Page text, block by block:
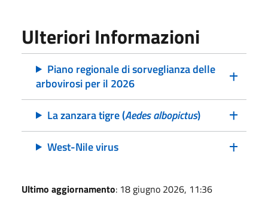
Ulteriori Informazioni
Piano regionale di sorveglianza delle
arbovirosi per il 2026
La zanzara tigre (Aedes albopictus)
West-Nile virus
Ultimo aggiornamento: 18 giugno 2026, 11:36